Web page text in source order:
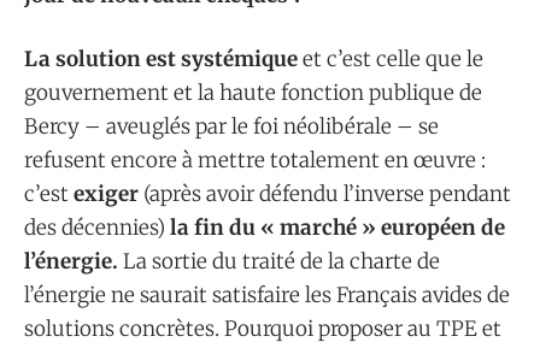
La solution est systémiqueet c’est celle que le
gouvernement et la haute fonction publique de
Bercy – aveuglés par le foi néolibérale – se
refusent encore à mettre totalement en œuvre :
c’est exiger (après avoir défendu l’inverse pendant
des décennies) la fin du « marché » européen de
l’énergie. La sortie du traité de la charte de
l’énergie ne saurait satisfaire les Français avides de
solutions concrètes. Pourquoi proposer au TPE et